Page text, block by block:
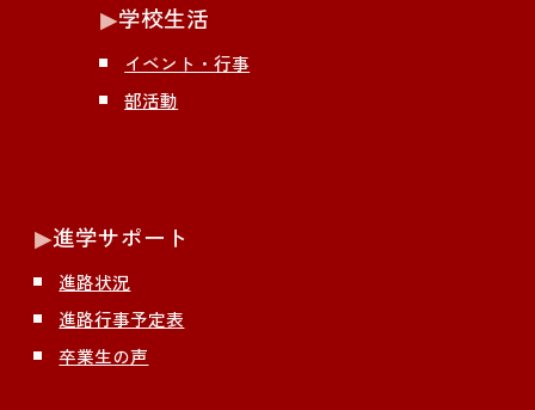
▶︎学校生活
イベント・行事
部活動
▶︎進学サポート
進路状況
進路行事予定表
卒業生の声